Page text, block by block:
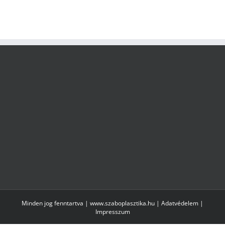
Minden jog fenntartva | www.szaboplasztika.hu | Adatvédelem |
Impresszum